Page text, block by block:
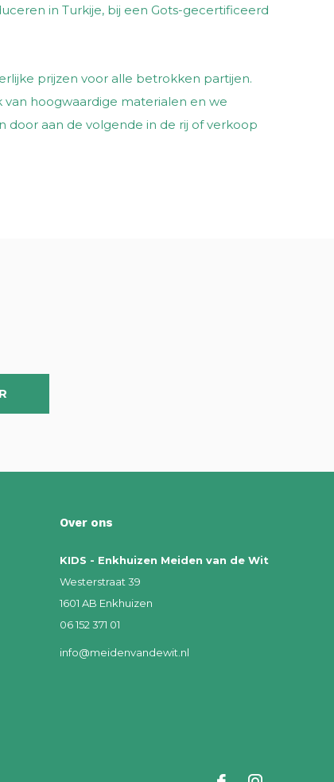
in Turkije, bij een Gots-gecertificeerd
prijzen voor alle betrokken partijen.
hoogwaardige materialen en we
door aan de volgende in de rij of verkoop
Over ons
KIDS - Enkhuizen Meiden van de Wit
Westerstraat 39
1601 AB Enkhuizen
06 152 371 01
info@meidenvandewit.nl